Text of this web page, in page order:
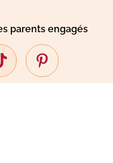
parents engagés